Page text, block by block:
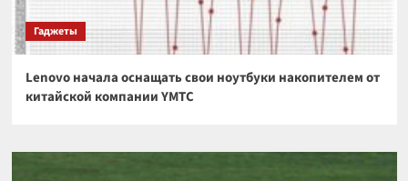
Гаджеты
Lenovo начала оснащать свои ноутбуки накопителем от
китайской компании YMTC